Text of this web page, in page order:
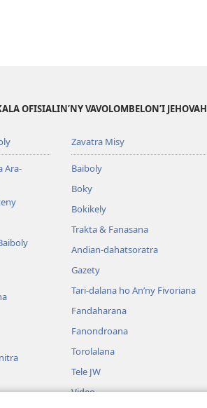
OFISIALIN’NY VAVOLOMBELON’I JEHOVAH
Ara-
Zavatra Misy
Baiboly
Boky
Bokikely
Trakta & Fanasana
Andian-dahatsoratra
Gazety
Tari-dalana ho An’ny Fivoriana
Fandaharana
Fanondroana
Torolalana
Tele JW
Video